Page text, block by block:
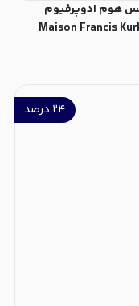
هوم ادوپرفیوم
۲۴ درصد